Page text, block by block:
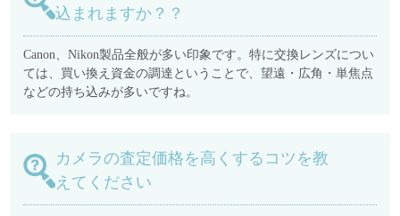
込まれますか？？
Canon、Nikon製品全般が多い印象です。特に交換レンズについ
ては、買い換え資金の調達ということで、望遠・広角・単焦点
などの持ち込みが多いですね。
カメラの査定価格を高くするコツを教
えてください